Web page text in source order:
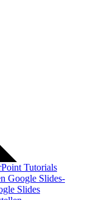
Tutorials
Google Slides-
Slides